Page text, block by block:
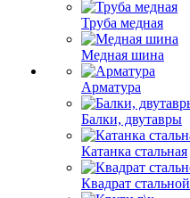
Труба медная
Медная шина
Арматура
Балки, двутавры
Катанка стальная
Квадрат стальной